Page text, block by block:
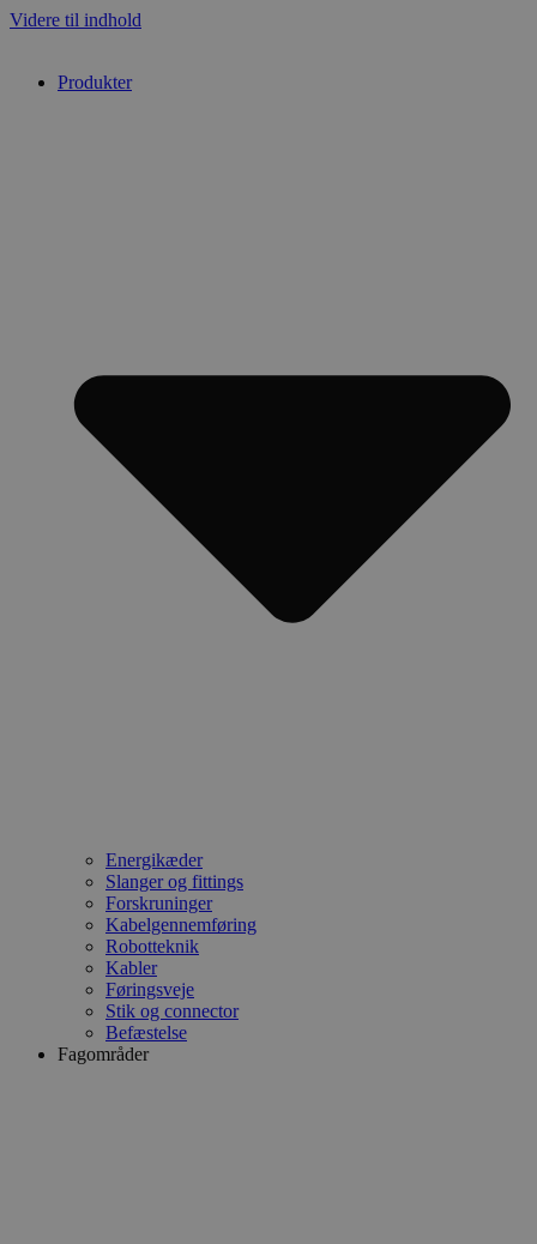
Videre til indhold
Produkter
Energikæder
Slanger og fittings
Forskruninger
Kabelgennemføring
Robotteknik
Kabler
Føringsveje
Stik og connector
Befæstelse
Fagområder